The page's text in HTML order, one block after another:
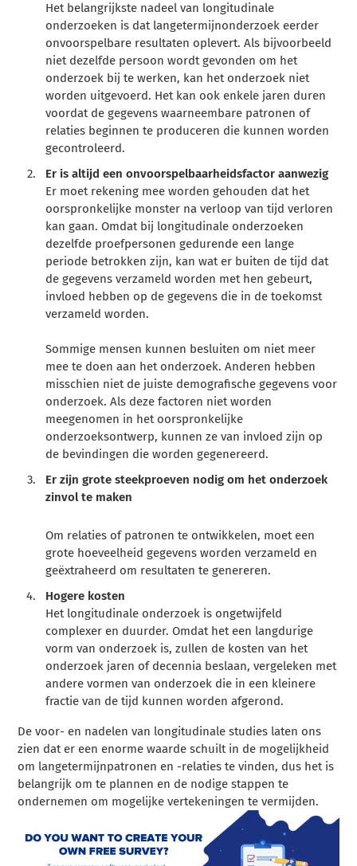
Het belangrijkste nadeel van longitudinale
onderzoeken is dat langetermijnonderzoek eerder
onvoorspelbare resultaten oplevert. Als bijvoorbeeld
niet dezelfde persoon wordt gevonden om het
onderzoek bij te werken, kan het onderzoek niet
worden uitgevoerd. Het kan ook enkele jaren duren
voordat de gegevens waarneembare patronen of
relaties beginnen te produceren die kunnen worden
gecontroleerd.
Er is altijd een onvoorspelbaarheidsfactor aanwezig
Er moet rekening mee worden gehouden dat het
oorspronkelijke monster na verloop van tijd verloren
kan gaan. Omdat bij longitudinale onderzoeken
dezelfde proefpersonen gedurende een lange
periode betrokken zijn, kan wat er buiten de tijd dat
de gegevens verzameld worden met hen gebeurt,
invloed hebben op de gegevens die in de toekomst
verzameld worden.
Sommige mensen kunnen besluiten om niet meer
mee te doen aan het onderzoek. Anderen hebben
misschien niet de juiste demografische gegevens voor
onderzoek. Als deze factoren niet worden
meegenomen in het oorspronkelijke
onderzoeksontwerp, kunnen ze van invloed zijn op
de bevindingen die worden gegenereerd.
Er zijn grote steekproeven nodig om het onderzoek
zinvol te maken
Om relaties of patronen te ontwikkelen, moet een
grote hoeveelheid gegevens worden verzameld en
geëxtraheerd om resultaten te genereren.
Hogere kosten
Het longitudinale onderzoek is ongetwijfeld
complexer en duurder. Omdat het een langdurige
vorm van onderzoek is, zullen de kosten van het
onderzoek jaren of decennia beslaan, vergeleken met
andere vormen van onderzoek die in een kleinere
fractie van de tijd kunnen worden afgerond.
De voor- en nadelen van longitudinale studies laten ons
zien dat er een enorme waarde schuilt in de mogelijkheid
om langetermijnpatronen en -relaties te vinden, dus het is
belangrijk om te plannen en de nodige stappen te
ondernemen om mogelijke vertekeningen te vermijden.